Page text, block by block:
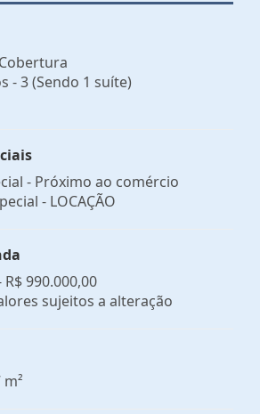
- 3 (Sendo 1 suíte)
- Próximo ao comércio
- LOCAÇÃO
R$ 990.000,00
sujeitos a alteração